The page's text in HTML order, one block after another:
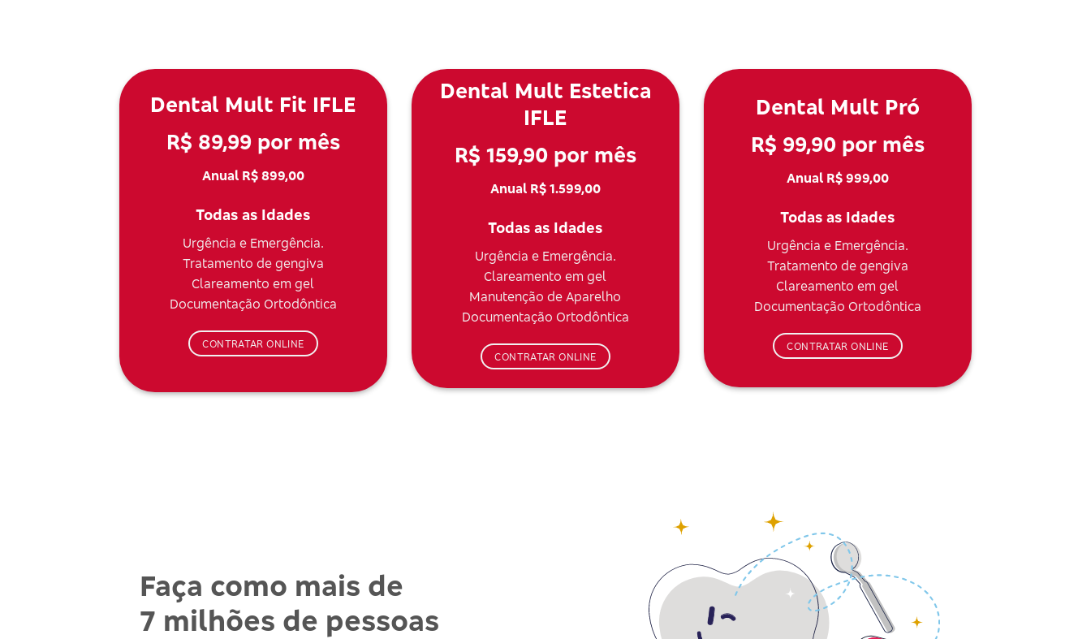
Dental Mult Fit IFLE
R$ 89,99 por mês
Anual R$ 899,00
Todas as Idades
Urgência e Emergência.
Tratamento de gengiva
Clareamento em gel
Documentação Ortodôntica
CONTRATAR ONLINE
Dental Mult Estetica
IFLE
R$ 159,90 por mês
Anual R$ 1.599,00
Todas as Idades
Urgência e Emergência.
Clareamento em gel
Manutenção de Aparelho
Documentação Ortodôntica
CONTRATAR ONLINE
Dental Mult Pró
R$ 99,90 por mês
Anual R$ 999,00
Todas as Idades
Urgência e Emergência.
Tratamento de gengiva
Clareamento em gel
Documentação Ortodôntica
CONTRATAR ONLINE
Faça como mais de
7 milhões de pessoas